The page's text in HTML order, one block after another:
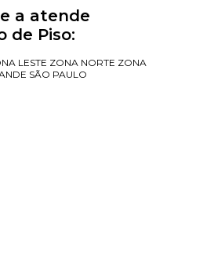
a atende
de Piso:
LESTE ZONA NORTE ZONA
SÃO PAULO